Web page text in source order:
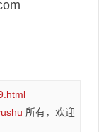
所有，欢迎